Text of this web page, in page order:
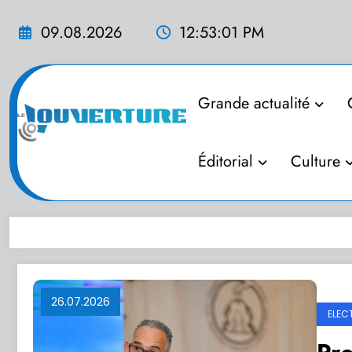
09.08.2026 12:53:02 PM
Grande actualité
Éditorial Culture
26.07.2026